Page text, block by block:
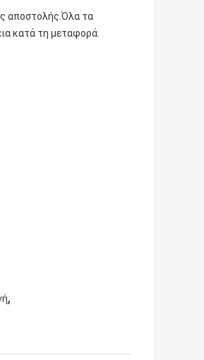
αποστολής.Όλα τα
κατά τη μεταφορά.
,